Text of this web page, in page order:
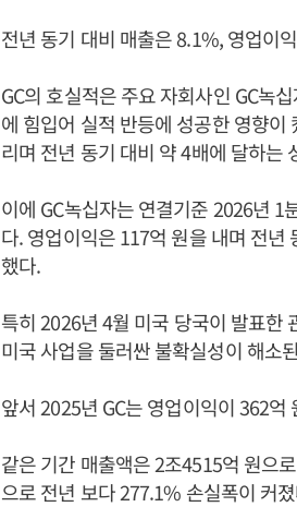
전년 동기 대비 매출은 8.1%, 영업이
GC의 호실적은 주요 자회사인 GC녹
에 힘입어 실적 반등에 성공한 영향
리며 전년 동기 대비 약 4배에 달하는
이에 GC녹십자는 연결기준 2026년
다. 영업이익은 117억 원을 내며 전
했다.
특히 2026년 4월 미국 당국이 발표한
미국 사업을 둘러싼 불확실성이 해소
앞서 2025년 GC는 영업이익이 362
같은 기간 매출액은 2조4515억 원으
으로 전년 보다 277.1% 손실폭이 커